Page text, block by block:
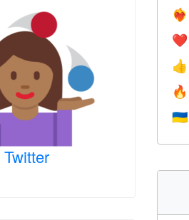
Twitter
❤️‍🔥
❤️
👍
🔥
🇺🇦